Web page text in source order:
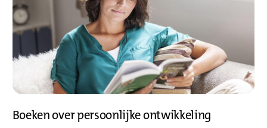
Boeken over persoonlijke ontwikkeling